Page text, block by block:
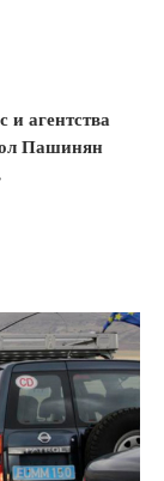
и агентства
Пашинян